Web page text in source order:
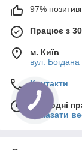
97%
Працює з
м. Київ
вул.
Контакти
Сьогодні
Показати